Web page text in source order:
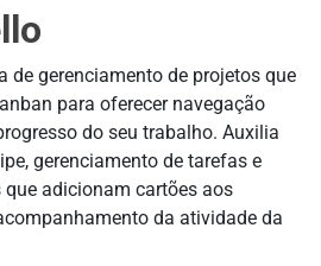
de gerenciamento de projetos que
para oferecer navegação
do seu trabalho. Auxilia
gerenciamento de tarefas e
adicionam cartões aos
da atividade da